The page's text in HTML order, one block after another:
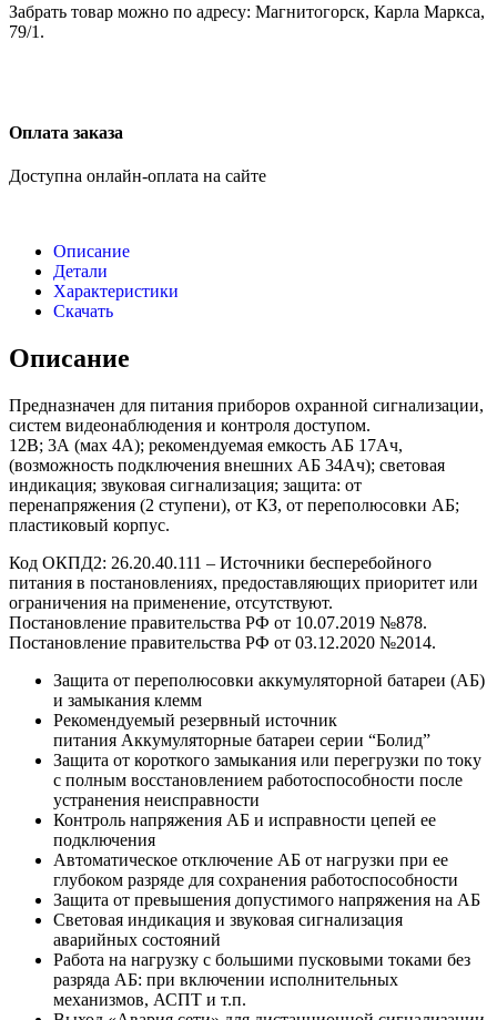
Забрать товар можно по адресу: Магнитогорск, Карла Маркса,
79/1.
Оплата заказа
Доступна онлайн-оплата на сайте
Описание
Детали
Характеристики
Скачать
Описание
Предназначен для питания приборов охранной сигнализации,
систем видеонаблюдения и контроля доступом.
12В; 3А (мах 4А); рекомендуемая емкость АБ 17Ач,
(возможность подключения внешних АБ 34Ач); световая
индикация; звуковая сигнализация; защита: от
перенапряжения (2 ступени), от КЗ, от переполюсовки АБ;
пластиковый корпус.
Код ОКПД2: 26.20.40.111 – Источники бесперебойного
питания в постановлениях, предоставляющих приоритет или
ограничения на применение, отсутствуют.
Постановление правительства РФ от 10.07.2019 №878.
Постановление правительства РФ от 03.12.2020 №2014.
Защита от переполюсовки аккумуляторной батареи (АБ)
и замыкания клемм
Рекомендуемый резервный источник
питания Аккумуляторные батареи серии “Болид”
Защита от короткого замыкания или перегрузки по току
с полным восстановлением работоспособности после
устранения неисправности
Контроль напряжения АБ и исправности цепей ее
подключения
Автоматическое отключение АБ от нагрузки при ее
глубоком разряде для сохранения работоспособности
Защита от превышения допустимого напряжения на АБ
Световая индикация и звуковая сигнализация
аварийных состояний
Работа на нагрузку с большими пусковыми токами без
разряда АБ: при включении исполнительных
механизмов, АСПТ и т.п.